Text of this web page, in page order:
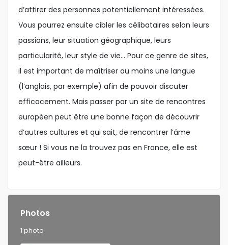
d’attirer des personnes potentiellement intéressées.
Vous pourrez ensuite cibler les célibataires selon leurs
passions, leur situation géographique, leurs
particularité, leur style de vie… Pour ce genre de sites,
il est important de maîtriser au moins une langue
(l’anglais, par exemple) afin de pouvoir discuter
efficacement. Mais passer par un site de rencontres
européen peut être une bonne façon de découvrir
d’autres cultures et qui sait, de rencontrer l’âme
sœur ! Si vous ne la trouvez pas en France, elle est
peut-être ailleurs.
Photos
1 photo